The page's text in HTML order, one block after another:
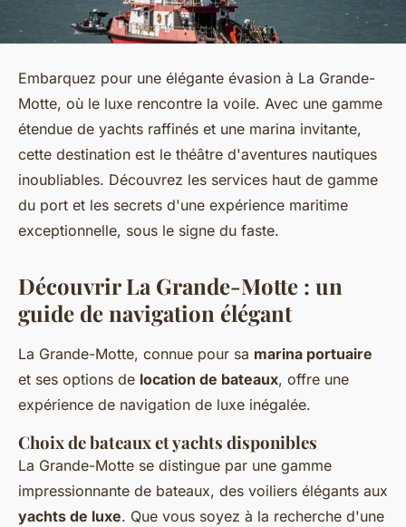
Embarquez pour une élégante évasion à La Grande-
Motte, où le luxe rencontre la voile. Avec une gamme
étendue de yachts raffinés et une marina invitante,
cette destination est le théâtre d'aventures nautiques
inoubliables. Découvrez les services haut de gamme
du port et les secrets d'une expérience maritime
exceptionnelle, sous le signe du faste.
Découvrir La Grande-Motte : un
guide de navigation élégant
La Grande-Motte, connue pour sa marina portuaire
et ses options de location de bateaux, offre une
expérience de navigation de luxe inégalée.
Choix de bateaux et yachts disponibles
La Grande-Motte se distingue par une gamme
impressionnante de bateaux, des voiliers élégants aux
yachts de luxe. Que vous soyez à la recherche d'une